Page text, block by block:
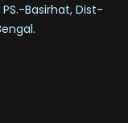
Basirhat, Dist-